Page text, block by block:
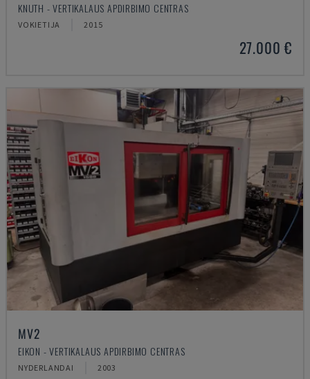
KNUTH - VERTIKALAUS APDIRBIMO CENTRAS
VOKIETIJA 2015
27.000 €
MV2
EIKON - VERTIKALAUS APDIRBIMO CENTRAS
NYDERLANDAI 2003